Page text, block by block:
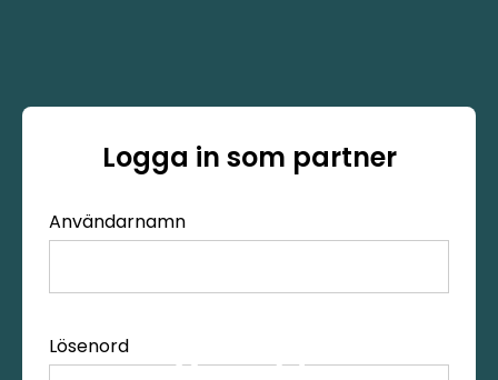
Logga in som partner
Användarnamn
Lösenord